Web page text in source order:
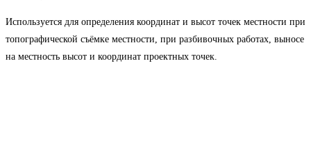
Используется для определения координат и высот точек местности при
топографической съёмке местности, при разбивочных работах, выносе
на местность высот и координат проектных точек.